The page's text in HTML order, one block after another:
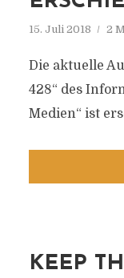
15. Juli 2018 2
Die aktuelle
428“ des
Medien“ ist
KEEP